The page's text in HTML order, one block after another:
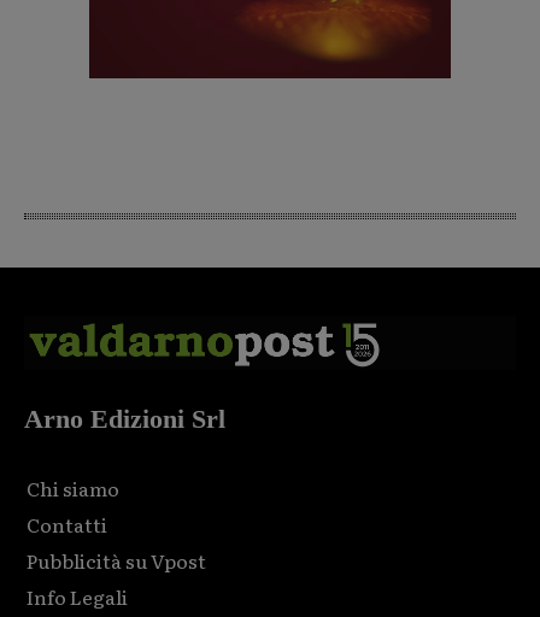
Arno Edizioni Srl
Chi siamo
Contatti
Pubblicità su Vpost
Info Legali